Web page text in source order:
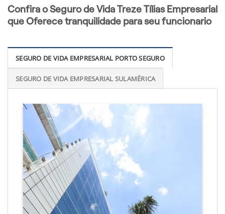
Confira o Seguro de Vida Treze Tílias Empresarial
que Oferece tranquilidade para seu funcionario
SEGURO DE VIDA EMPRESARIAL PORTO SEGURO
SEGURO DE VIDA EMPRESARIAL SULAMÉRICA